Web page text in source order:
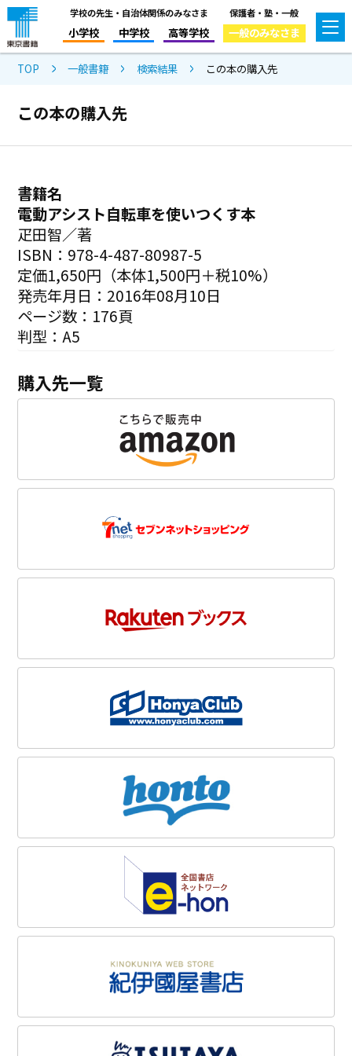
学校の先生・自治体関係のみなさま
小学校 中学校 高等学校
保護者・塾・一般
一般のみなさま
TOP 一般書籍 検索結果 この本の購入先
この本の購入先
書籍名
電動アシスト自転車を使いつくす本
疋田智／著
ISBN：978-4-487-80987-5
定価1,650円（本体1,500円＋税10%）
発売年月日：2016年08月10日
ページ数：176頁
判型：A5
購入先一覧